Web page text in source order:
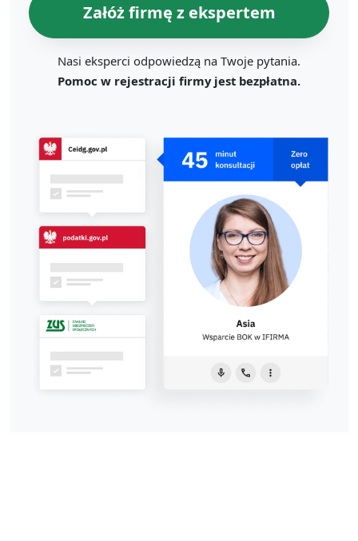
Załóż firmę z ekspertem
Nasi eksperci odpowiedzą na Twoje pytania.
Pomoc w rejestracji firmy jest bezpłatna.